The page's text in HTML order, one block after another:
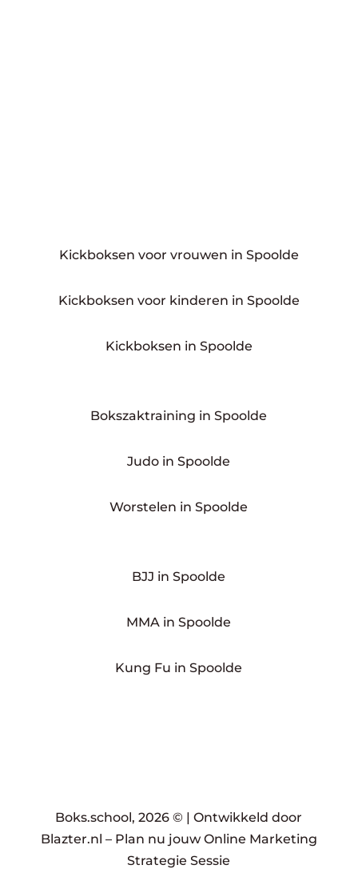
Kickboksen voor vrouwen in Spoolde
Kickboksen voor kinderen in Spoolde
Kickboksen in Spoolde
Bokszaktraining in Spoolde
Judo in Spoolde
Worstelen in Spoolde
BJJ in Spoolde
MMA in Spoolde
Kung Fu in Spoolde
Boks.school, 2026 © |Ontwikkeld door
Blazter.nl – Plan nu jouw Online Marketing
Strategie Sessie